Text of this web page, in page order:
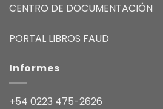
CENTRO DE DOCUMENTACIÓN
PORTAL LIBROS FAUD
Informes
+54 0223 475-2626